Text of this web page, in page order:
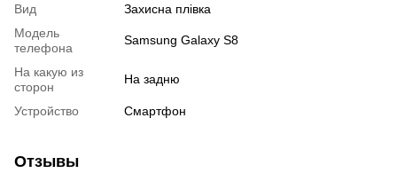
Вид
Захисна плівка
Модель
телефона
Samsung Galaxy S8
На какую из
сторон
На задню
Устройство Смартфон
Отзывы